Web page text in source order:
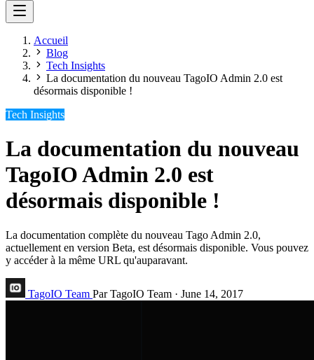
Accueil
Blog
Tech Insights
La documentation du nouveau TagoIO Admin 2.0 est
désormais disponible !
Tech Insights
La documentation du nouveau
TagoIO Admin 2.0 est
désormais disponible !
La documentation complète du nouveau Tago Admin 2.0,
actuellement en version Beta, est désormais disponible. Vous pouvez
y accéder à la même URL qu'auparavant.
TagoIO Team Par TagoIO Team · June 14, 2017